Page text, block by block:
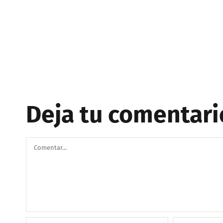
Deja tu
Comentar